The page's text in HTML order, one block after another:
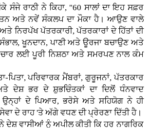
ਰਾਠੀ ਨੇ ਕਿਹਾ, "60 ਸਾਲਾਂ ਦਾ ਇਹ ਸਫ਼ਰ
ਅਤੇ ਨਵੇਂ ਸੰਕਲਪ ਦਾ ਮੌਕਾ ਹੈ। ਆਉਣ ਵਾਲੇ
ਨਿਰਪੱਖ ਪੱਤਰਕਾਰੀ, ਪੱਤਰਕਾਰਾਂ ਦੇ ਹਿੱਤਾਂ ਦੀ
ਖੂਨਦਾਨ, ਪਾਣੀ ਅਤੇ ਊਰਜਾ ਬਚਾਉਣ ਅਤੇ
ਲਈ ਪੂਰੀ ਨਿਸ਼ਠਾ ਅਤੇ ਸਮਰਪਣ ਨਾਲ ਕੰਮ
ਪਿਤਾ, ਪਰਿਵਾਰਕ ਮੈਂਬਰਾਂ, ਗੁਰੂਜਨਾਂ, ਪੱਤਰਕਾਰ
ਦੇਸ਼ ਭਰ ਦੇ ਸ਼ੁਭਚਿੰਤਕਾਂ ਦਾ ਦਿਲੋਂ ਧੰਨਵਾਦ
ਉਨ੍ਹਾਂ ਦੇ ਪਿਆਰ, ਭਰੋਸੇ ਅਤੇ ਸਹਿਯੋਗ ਨੇ ਹੀ
ਦੇ ਰਾਹ 'ਤੇ ਅੱਗੇ ਵਧਣ ਦੀ ਪ੍ਰੇਰਣਾ ਦਿੱਤੀ ਹੈ।
ਦੇਸ਼ ਵਾਸੀਆਂ ਨੂੰ ਅਪੀਲ ਕੀਤੀ ਕਿ ਹਰ ਨਾਗਰਿਕ